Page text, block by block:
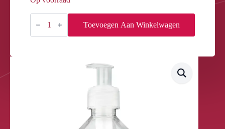
MANISKIN
PLUS
Toevoegen Aan Winkelwagen